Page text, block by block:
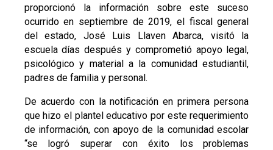
proporcionó la información sobre este suceso
ocurrido en septiembre de 2019, el fiscal general
del estado, José Luis Llaven Abarca, visitó la
escuela días después y comprometió apoyo legal,
psicológico y material a la comunidad estudiantil,
padres de familia y personal.
De acuerdo con la notificación en primera persona
que hizo el plantel educativo por este requerimiento
de información, con apoyo de la comunidad escolar
“se logró superar con éxito los problemas